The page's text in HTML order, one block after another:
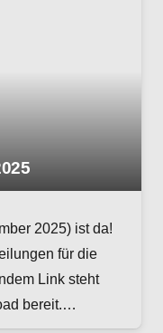
2025) ist da!
für die
Link steht
bereit.…